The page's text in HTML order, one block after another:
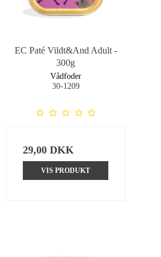
EC Paté Vildt&And Adult -
300g
Vådfoder
30-1209
29,00 DKK
VIS PRODUKT